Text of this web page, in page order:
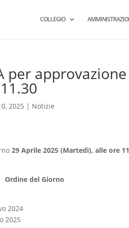
COLLEGIO
per
2025 | Notizie
29 Aprile 2025 (Martedì), alle ore
Ordine del Giorno
2024
2025